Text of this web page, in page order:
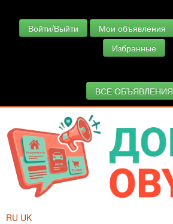
Войти/Выйти Мои объявления
Избранные
ВСЕ ОБЪЯВЛЕНИЯ
RU UK